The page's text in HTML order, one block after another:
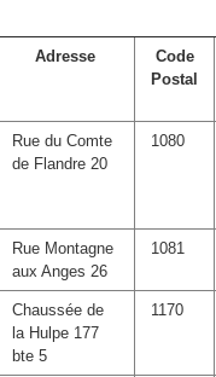
Adresse
Code
Postal
Rue du Comte
de Flandre 20
1080
Rue Montagne
aux Anges 26
1081
Chaussée de
la Hulpe 177
bte 5
1170